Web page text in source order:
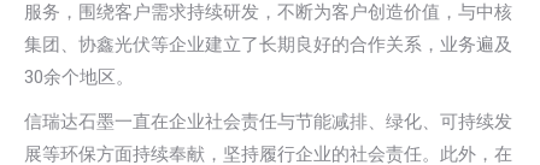
服务，围绕客户需求持续研发，不断为客户创造价值，与中核
集团、协鑫光伏等企业建立了长期良好的合作关系，业务遍及
30余个地区。
信瑞达石墨一直在企业社会责任与节能减排、绿化、可持续发
展等环保方面持续奉献，坚持履行企业的社会责任。此外，在